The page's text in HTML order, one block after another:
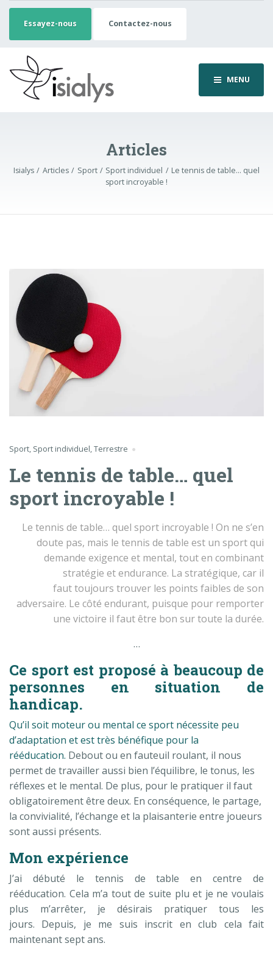
Essayez-nous Contactez-nous
MENU
Articles
Isialys Articles Sport Sport individuel
Le tennis de table… quel
sport incroyable !
Sport, Sport individuel,Terrestre
Le tennis de table… quel
sport incroyable !
Le tennis de table… quel sport incroyable ! On ne s’en
doute pas, mais le tennis de table est un sport qui
demande exigence et mental, tout en combinant
stratégie et endurance. La stratégique, car il
faut toujours trouver les points faibles de son
adversaire. Le côté endurant, puisque pour remporter
une victoire il faut être bon sur toute la durée.
…
Ce sport est proposé à beaucoup de
personnes en situation de
handicap.
Qu’il soit moteur ou mental ce sport nécessite peu
d’adaptation et est très bénéfique pour la
rééducation. Debout ou en fauteuil roulant, il nous
permet de travailler aussi bien l’équilibre, le tonus, les
réflexes et le mental. De plus, pour le pratiquer il faut
obligatoirement être deux. En conséquence, le partage,
la convivialité, l’échange et la plaisanterie entre joueurs
sont aussi présents.
Mon expérience
J’ai débuté le tennis de table en centre de
rééducation. Cela m’a tout de suite plu et je ne voulais
plus m’arrêter, je désirais pratiquer tous les
jours. Depuis, je me suis inscrit en club cela fait
maintenant sept ans.